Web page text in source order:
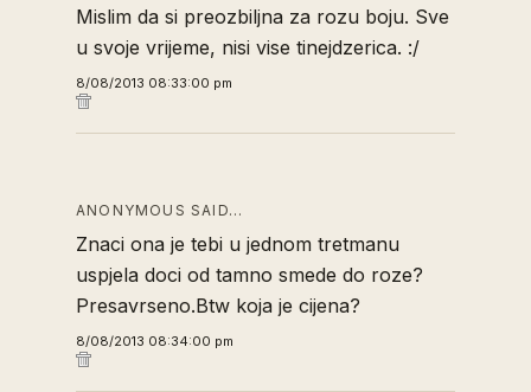
Mislim da si preozbiljna za rozu boju. Sve
u svoje vrijeme, nisi vise tinejdzerica. :/
8/08/2013 08:33:00 pm
ANONYMOUS SAID…
Znaci ona je tebi u jednom tretmanu
uspjela doci od tamno smede do roze?
Presavrseno.Btw koja je cijena?
8/08/2013 08:34:00 pm